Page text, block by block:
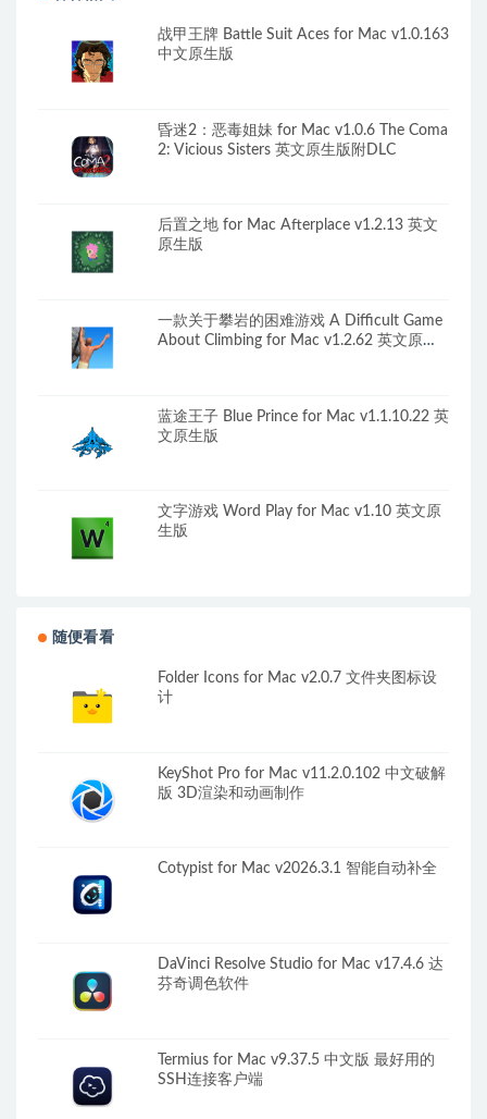
战甲王牌 Battle Suit Aces for Mac v1.0.163
中文原生版
昏迷2：恶毒姐妹 for Mac v1.0.6 The Coma
2: Vicious Sisters 英文原生版附DLC
后置之地 for Mac Afterplace v1.2.13 英文
原生版
一款关于攀岩的困难游戏 A Difficult Game
About Climbing for Mac v1.2.62 英文原生
蓝途王子 Blue Prince for Mac v1.1.10.22 英
文原生版
文字游戏 Word Play for Mac v1.10 英文原
生版
随便看看
Folder Icons for Mac v2.0.7 文件夹图标设
计
KeyShot Pro for Mac v11.2.0.102 中文破解
版 3D渲染和动画制作
Cotypist for Mac v2026.3.1 智能自动补全
DaVinci Resolve Studio for Mac v17.4.6 达
芬奇调色软件
Termius for Mac v9.37.5 中文版 最好用的
SSH连接客户端